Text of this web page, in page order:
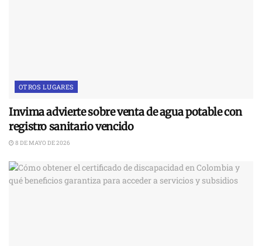
OTROS LUGARES
Invima advierte sobre venta de agua potable con
registro sanitario vencido
8 DE MAYO DE 2026